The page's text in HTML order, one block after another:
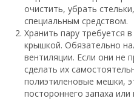
очистить, убрать
специальным средством.
Хранить пару требуется
крышкой. Обязательно
вентиляции. Если они не
сделать их
полиэтиленовые мешки,
постороннего запаха или